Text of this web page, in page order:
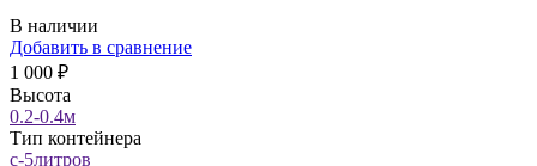
В наличии
Добавить в сравнение
1 000 ₽
Высота
0.2-0.4м
Тип контейнера
с-5литров